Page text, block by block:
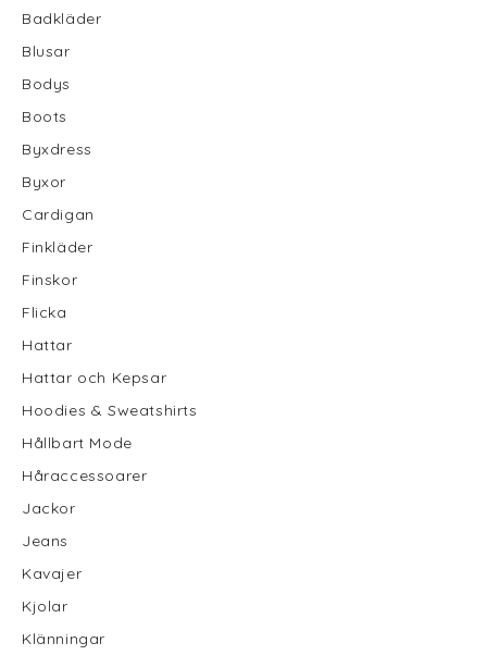
Badkläder
Blusar
Bodys
Boots
Byxdress
Byxor
Cardigan
Finkläder
Finskor
Flicka
Hattar
Hattar och Kepsar
Hoodies & Sweatshirts
Hållbart Mode
Håraccessoarer
Jackor
Jeans
Kavajer
Kjolar
Klänningar